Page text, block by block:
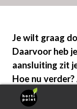
Terug naar
Je wilt graag
Daarvoor heb
aansluiting zit
Hoe nu
en -broeierij
tegenaan. Hij